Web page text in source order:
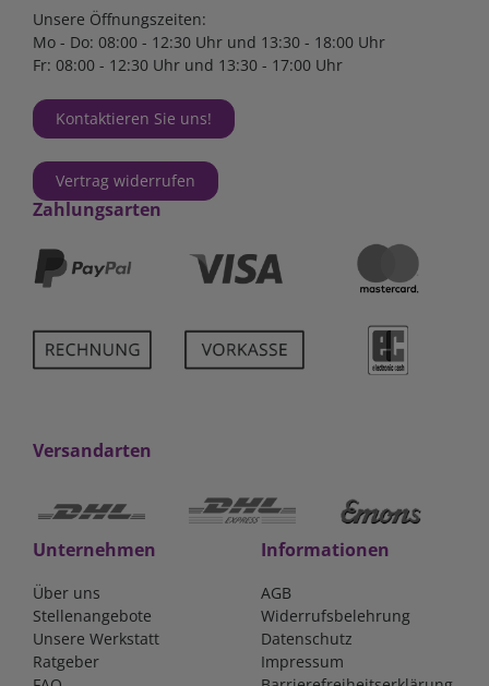
Unsere Öffnungszeiten:
Mo - Do: 08:00 - 12:30 Uhr und 13:30 - 18:00 Uhr
Fr: 08:00 - 12:30 Uhr und 13:30 - 17:00 Uhr
Kontaktieren Sie uns!
Vertrag widerrufen
Zahlungsarten
Versandarten
Unternehmen
Über uns
Stellenangebote
Unsere Werkstatt
Ratgeber
Informationen
AGB
Widerrufsbelehrung
Datenschutz
Impressum